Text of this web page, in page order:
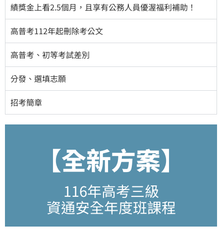
績獎金上看2.5個月，且享有公務人員優渥福利補助！
高普考112年起刪除考公文
高普考、初等考試差別
分發、選填志願
招考簡章
【全新方案】
116年高考三級
資通安全年度班課程